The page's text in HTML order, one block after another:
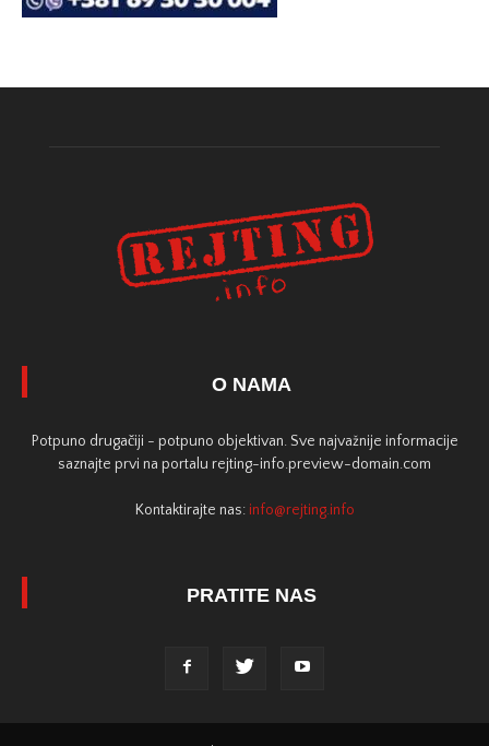
O NAMA
Potpuno drugačiji - potpuno objektivan. Sve najvažnije informacije
saznajte prvi na portalu rejting-info.preview-domain.com
Kontaktirajte nas: info@rejting.info
PRATITE NAS